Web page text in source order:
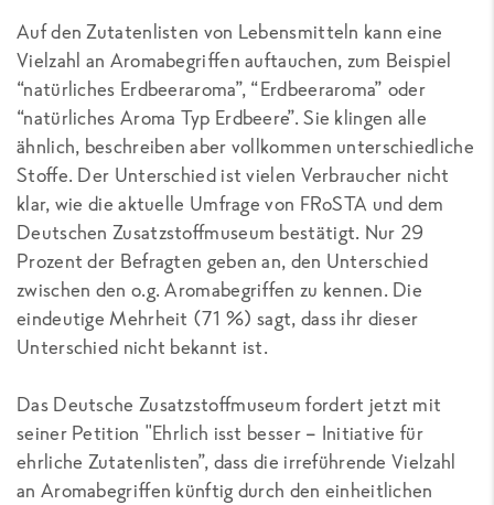
Auf den Zutatenlisten von Lebensmitteln kann eine
Vielzahl an Aromabegriffen auftauchen, zum Beispiel
“natürliches Erdbeeraroma”, “Erdbeeraroma” oder
“natürliches Aroma Typ Erdbeere”. Sie klingen alle
ähnlich, beschreiben aber vollkommen unterschiedliche
Stoffe. Der Unterschied ist vielen Verbraucher nicht
klar, wie die aktuelle Umfrage von FRoSTA und dem
Deutschen Zusatzstoffmuseum bestätigt. Nur 29
Prozent der Befragten geben an, den Unterschied
zwischen den o.g. Aromabegriffen zu kennen. Die
eindeutige Mehrheit (71 %) sagt, dass ihr dieser
Unterschied nicht bekannt ist.
Das Deutsche Zusatzstoffmuseum fordert jetzt mit
seiner Petition "Ehrlich isst besser – Initiative für
ehrliche Zutatenlisten”, dass die irreführende Vielzahl
an Aromabegriffen künftig durch den einheitlichen